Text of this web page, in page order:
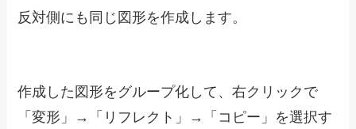
反対側にも同じ図形を作成します。
作成した図形をグループ化して、右クリックで
「変形」→「リフレクト」→「コピー」を選択す